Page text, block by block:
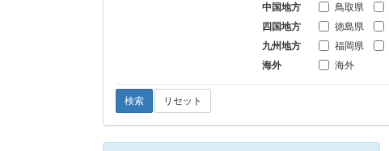
中国地方
鳥取県
四国地方
徳島県
九州地方
福岡県
海外
海外
検索 リセット